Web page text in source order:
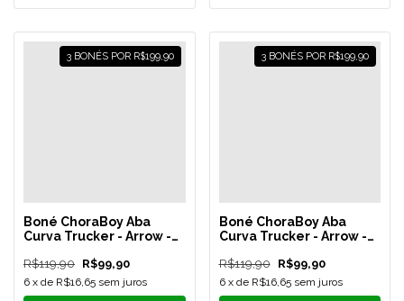
3 BONÉS POR R$199,90
Boné ChoraBoy Aba
Curva Trucker - Arrow -
REF 41
R$119,90 R$99,90
6 x de R$16,65 sem juros
3 BONÉS POR R$199,90
Boné ChoraBoy Aba
Curva Trucker - Arrow -
R$119,90 R$99,90
6 x de R$16,65 sem juros